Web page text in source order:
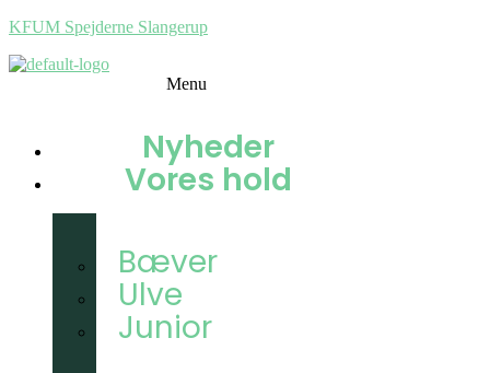
KFUM Spejderne Slangerup
Menu
Nyheder
Vores hold
Bæver
Ulve
Junior